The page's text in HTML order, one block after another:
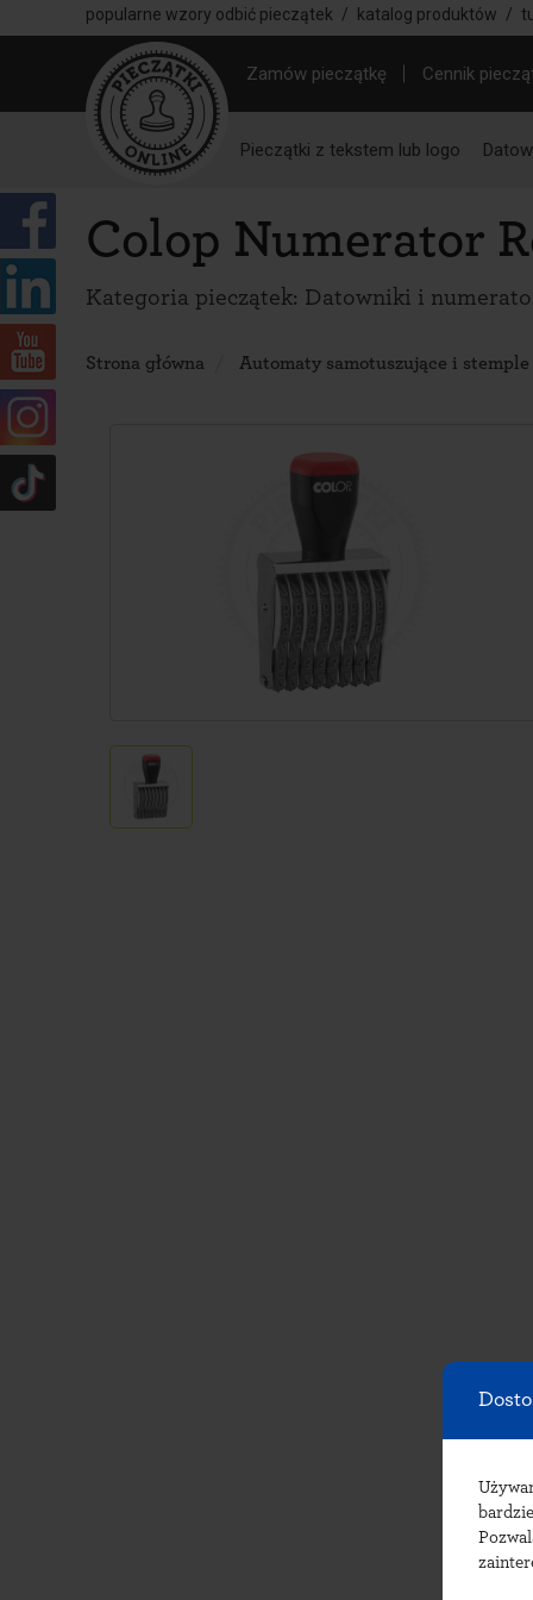
popularne wzory odbić pieczątek / katalog produktów /
Zamów pieczątkę Cennik
Pieczątki z tekstem lub logo
Colop Numerator
Kategoria pieczątek: Datowniki i
Strona główna Automaty samotuszujące i stemple